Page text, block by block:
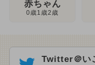
赤ちゃん
0歳1歳2歳
Twitter＠い